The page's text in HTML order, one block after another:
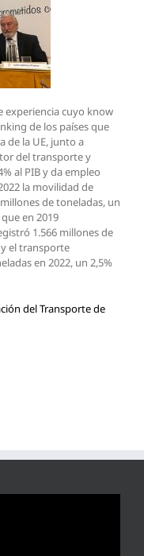
experiencia cuyo know
de los países que
de la UE, junto a
del transporte y
al PIB y da empleo
la movilidad de
de toneladas, un
en 2019
1.566 millones de
el transporte
en 2022, un 2,5%
del Transporte de